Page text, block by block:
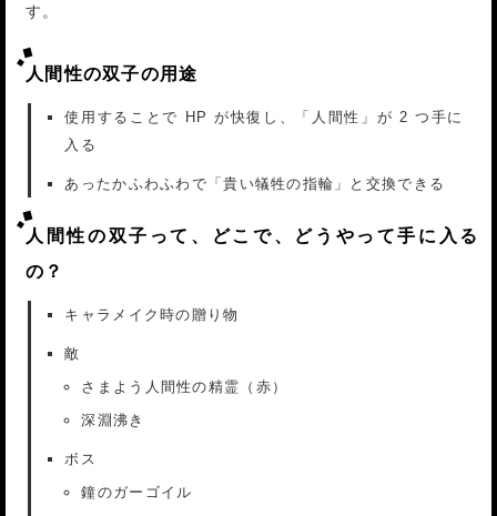
す。
人間性の双子の用途
使用することで HP が快復し、「人間性」が 2 つ手に
入る
あったかふわふわで「貴い犠牲の指輪」と交換できる
人間性の双子って、どこで、どうやって手に入る
の？
キャラメイク時の贈り物
敵
さまよう人間性の精霊（赤）
深淵沸き
ボス
鐘のガーゴイル